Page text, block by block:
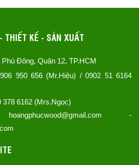
THIẾT KẾ - SẢN XUẤT
Đông, Quận 12, TP.HCM
950 656 (Mr.Hiệu) / 0902 51 6164
378 6162 (Mrs.Ngọc)
-